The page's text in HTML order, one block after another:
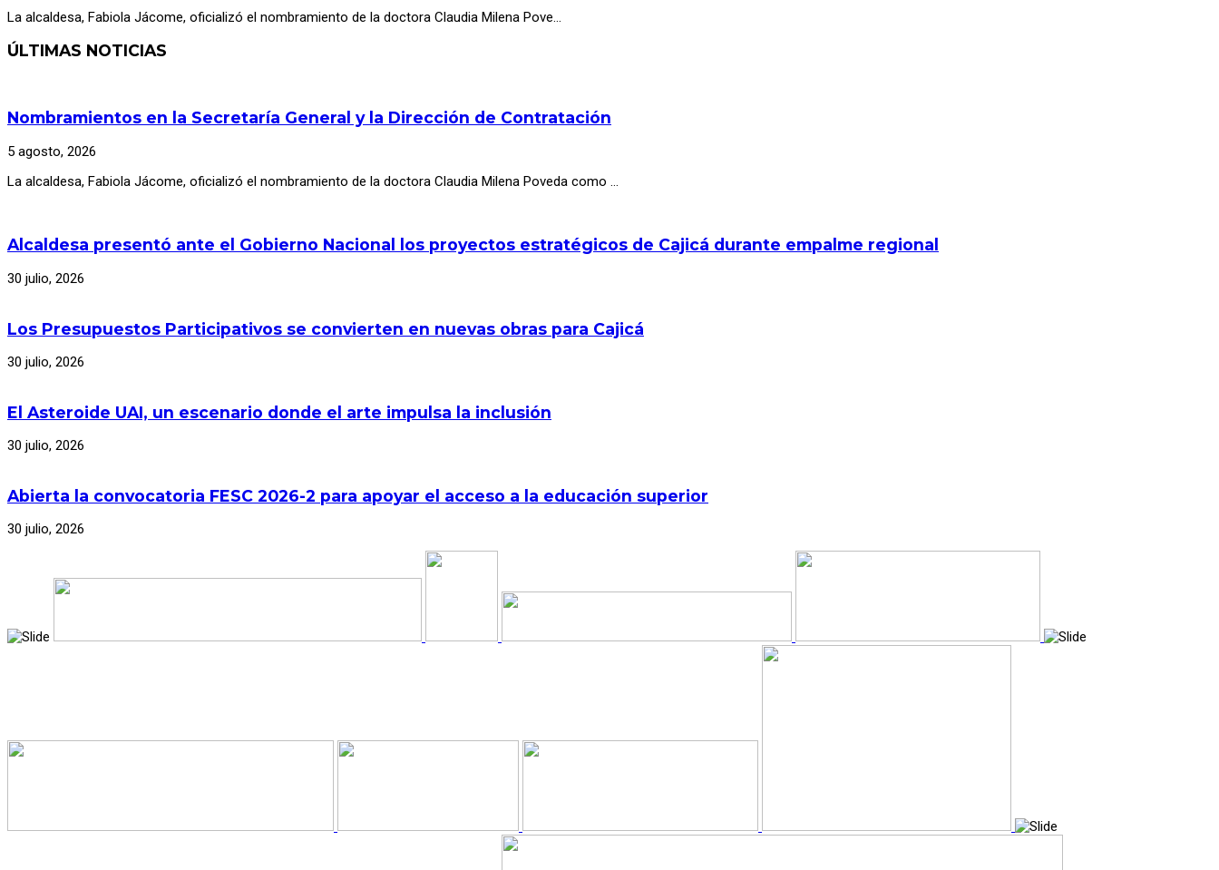
La alcaldesa, Fabiola Jácome, oficializó el nombramiento de la doctora Claudia Milena Pove…
ÚLTIMAS NOTICIAS
Nombramientos en la Secretaría General y la Dirección de Contratación
5 agosto, 2026
La alcaldesa, Fabiola Jácome, oficializó el nombramiento de la doctora Claudia Milena Poveda como …
Alcaldesa presentó ante el Gobierno Nacional los proyectos estratégicos de Cajicá durante empalme regional
30 julio, 2026
Los Presupuestos Participativos se convierten en nuevas obras para Cajicá
30 julio, 2026
El Asteroide UAI, un escenario donde el arte impulsa la inclusión
30 julio, 2026
Abierta la convocatoria FESC 2026-2 para apoyar el acceso a la educación superior
30 julio, 2026